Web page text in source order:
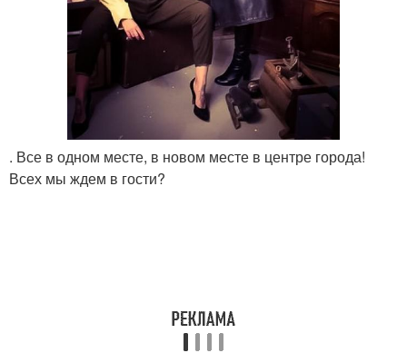
. Все в одном месте, в новом месте в центре города!
Всех мы ждем в гости?